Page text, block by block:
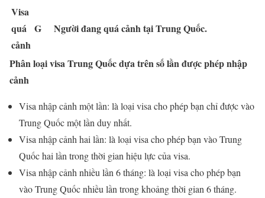
Visa
quá
cảnh
G Người đang quá cảnh tại Trung Quốc.
Phân loại visa Trung Quốc dựa trên số lần được phép nhập
cảnh
Visa nhập cảnh một lần: là loại visa cho phép bạn chỉ được vào
Trung Quốc một lần duy nhất.
Visa nhập cảnh hai lần: là loại visa cho phép bạn vào Trung
Quốc hai lần trong thời gian hiệu lực của visa.
Visa nhập cảnh nhiều lần 6 tháng: là loại visa cho phép bạn
vào Trung Quốc nhiều lần trong khoảng thời gian 6 tháng.